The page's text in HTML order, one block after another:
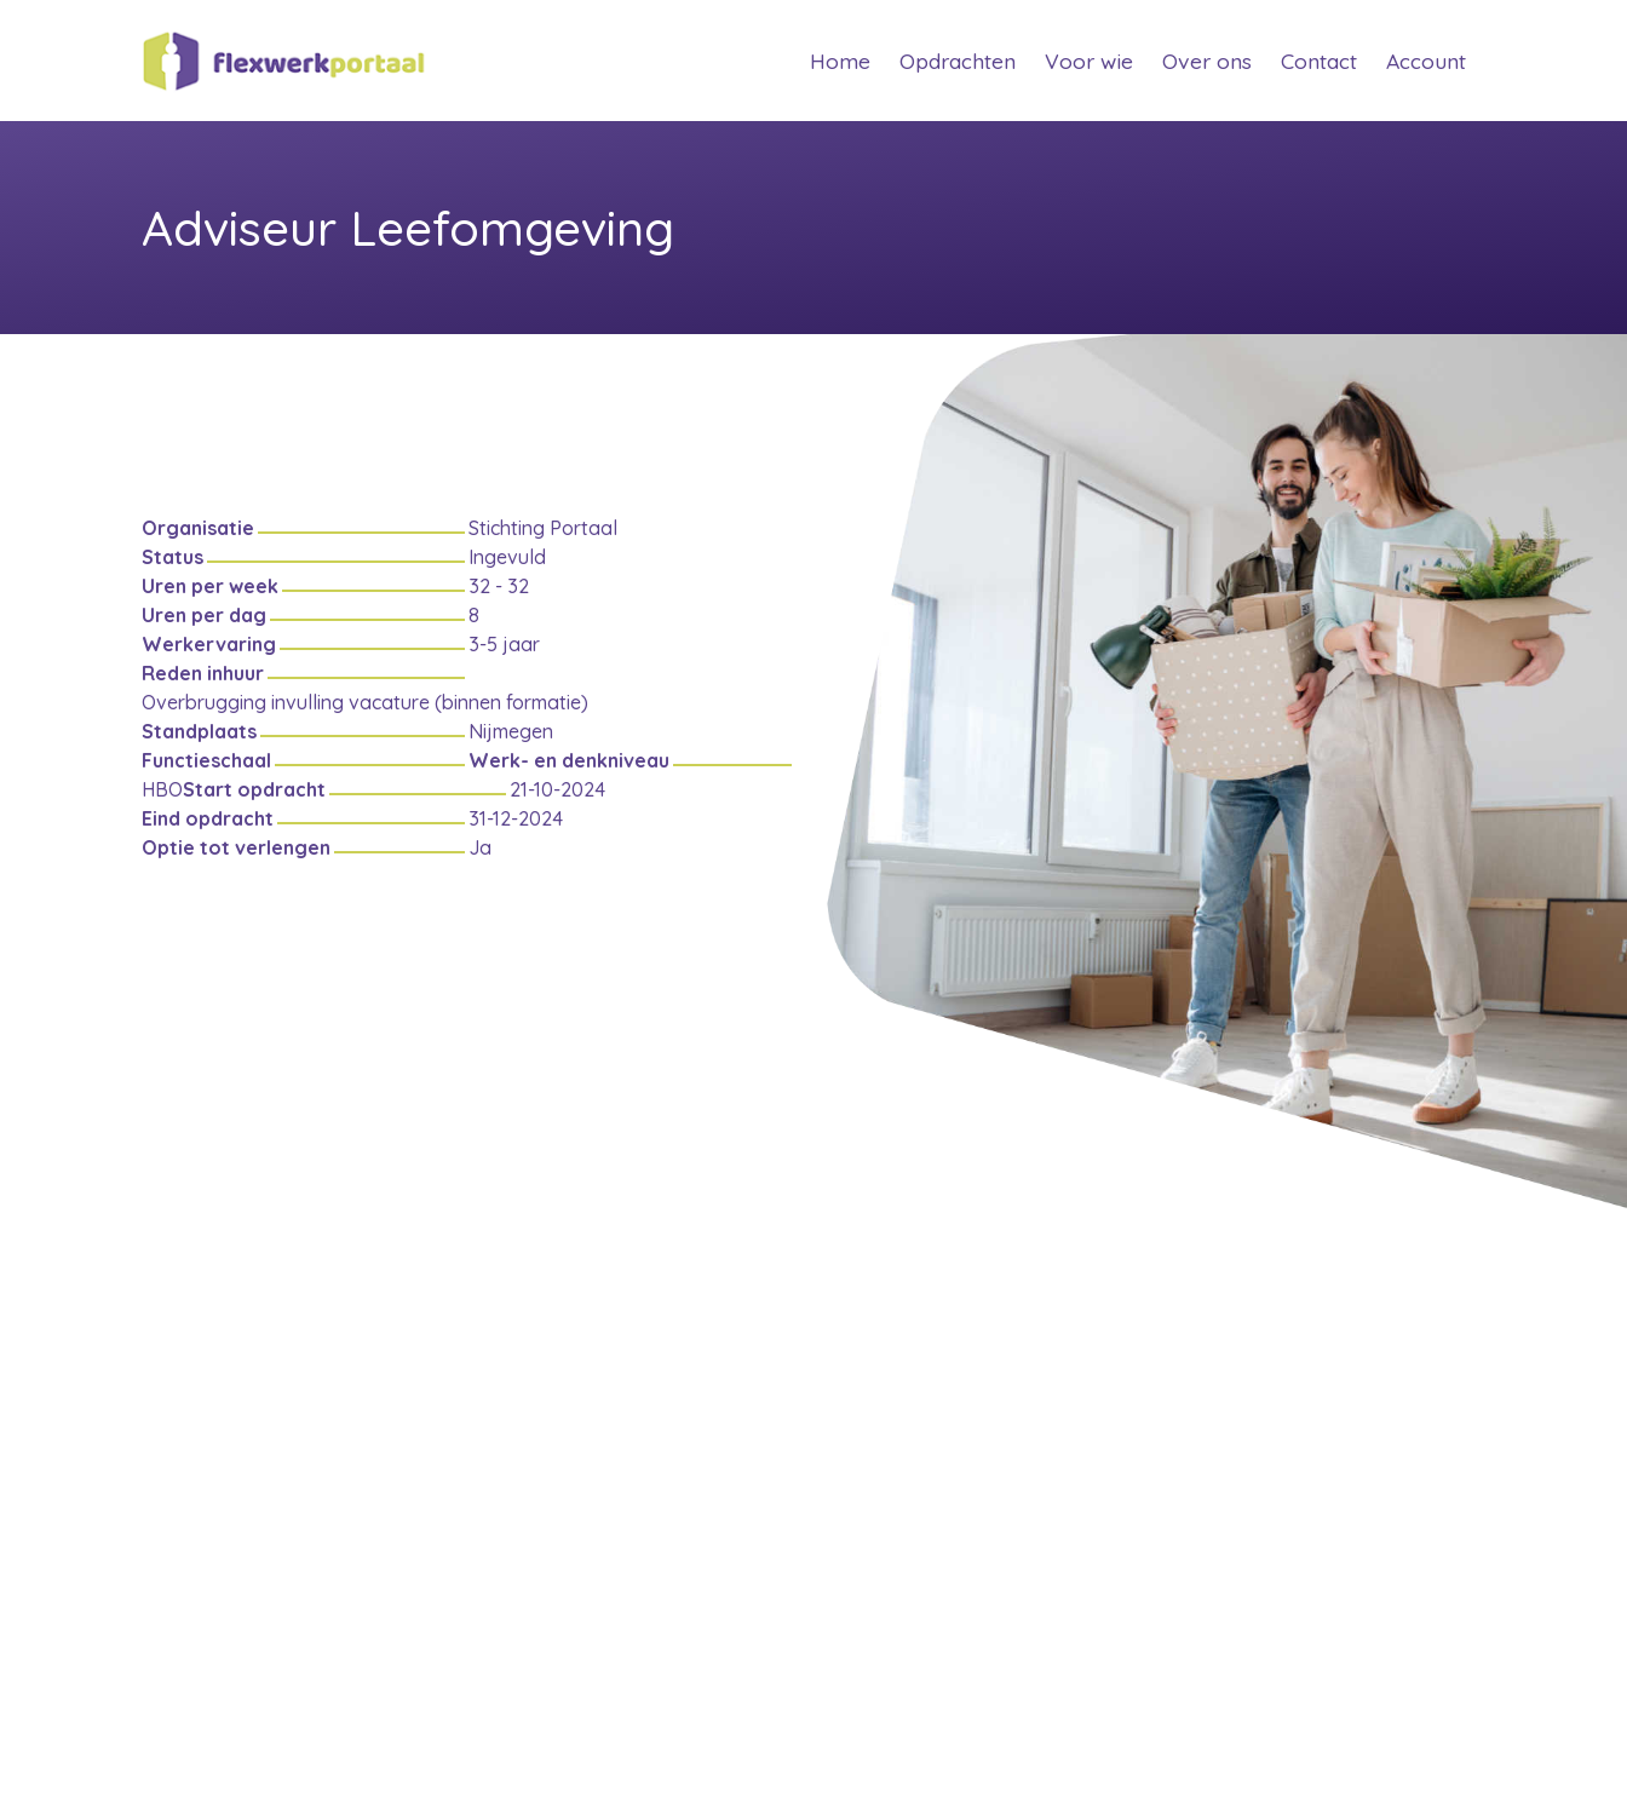
Home(current)
Opdrachten (current)
Voor wie(current)
Over ons (current)
Contact(current)
Account(current)
Adviseur Leefomgeving
Organisatie
Stichting Portaal
Status
Ingevuld
Uren per week
32 - 32
Uren per dag
8
Werkervaring
3-5 jaar
Reden inhuur
Overbrugging invulling vacature (binnen formatie)
Standplaats
Nijmegen
Functieschaal
Werk- en denkniveau
HBOStart opdracht
21-10-2024
Eind opdracht
31-12-2024
Optie tot verlengen
Ja